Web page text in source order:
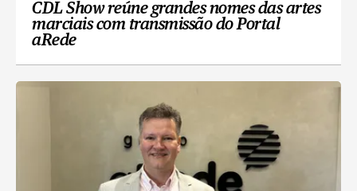
CDL Show reúne grandes nomes das artes
marciais com transmissão do Portal
aRede